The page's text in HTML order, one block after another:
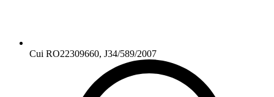
Cui RO22309660, J34/589/2007